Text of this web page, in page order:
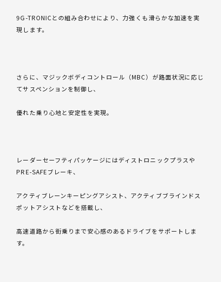
9G-TRONICとの組み合わせにより、力強くも滑らかな加速を実
現します。
さらに、マジックボディコントロール（MBC）が路面状況に応じ
てサスペンションを制御し、
優れた乗り心地と安定性を実現。
レーダーセーフティパッケージにはディストロニックプラスや
PRE-SAFEブレーキ、
アクティブレーンキーピングアシスト、アクティブブラインドス
ポットアシストなどを搭載し、
高速道路から街乗りまで安心感のあるドライブをサポートしま
す。